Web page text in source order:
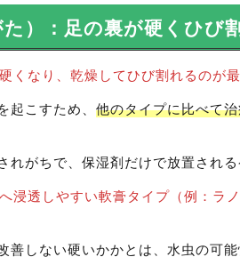
）：足の裏が硬くひび
くなり、乾燥してひび割れるのが最
こすため、 他のタイプに比べて
がちで、保湿剤だけで放置される
浸透しやすい軟膏タイプ（例：ラ
しない硬いかかとは、水虫の可